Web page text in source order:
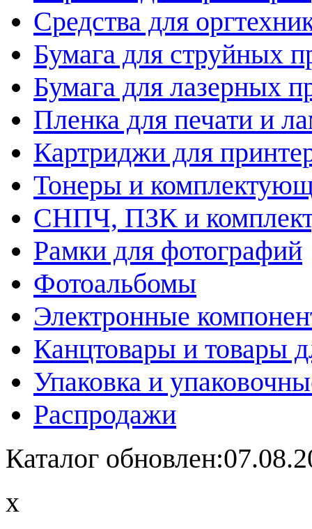
Средства для
Бумага для струйных
Бумага для лазерных
Пленка для печати и
Картриджи для
Тонеры и
СНПЧ, ПЗК и
Рамки для фотографий
Фотоальбомы
Электронные
Канцтовары и товары
Упаковка и
Распродажи
Каталог
x